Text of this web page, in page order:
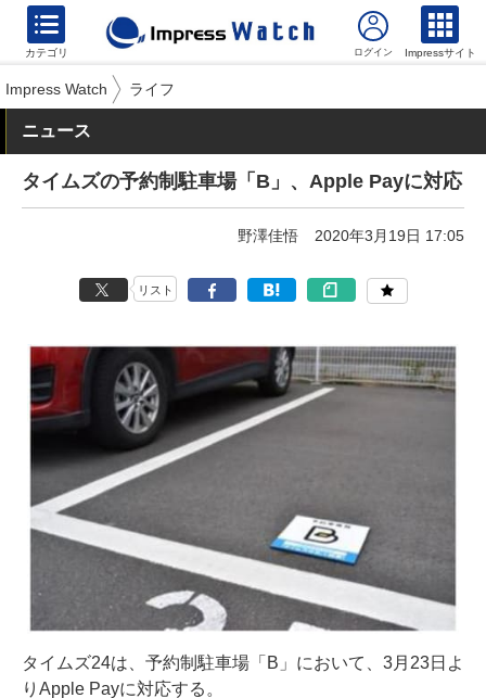
カテゴリ Impressサイト
Impress Watch ライフ
ニュース
タイムズの予約制駐車場「B」、Apple Payに対応
野澤佳悟 2020年3月19日 17:05
リスト
タイムズ24は、予約制駐車場「B」において、3月23日よ
りApple Payに対応する。